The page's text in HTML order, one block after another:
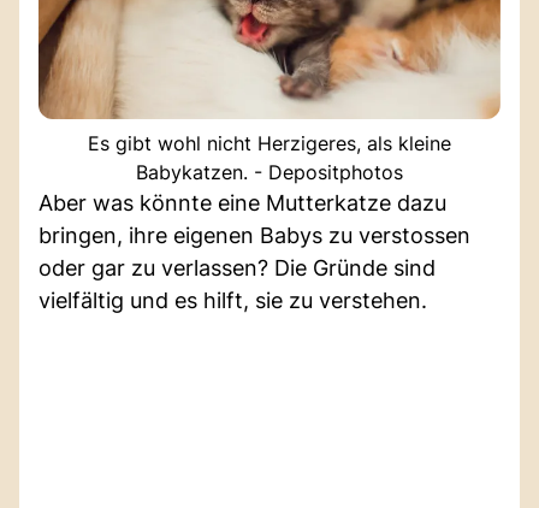
Es gibt wohl nicht Herzigeres, als kleine
Babykatzen. - Depositphotos
Aber was könnte eine Mutterkatze dazu
bringen, ihre eigenen Babys zu verstossen
oder gar zu verlassen? Die Gründe sind
vielfältig und es hilft, sie zu verstehen.